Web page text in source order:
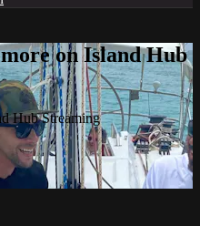
on Island Hub
Hub Streaming